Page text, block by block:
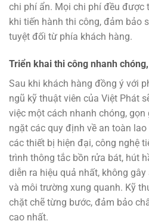
chi phí ẩn. Mọi chi phí đều được
khi tiến hành thi công, đảm bảo
tuyệt đối từ phía khách hàng.
Triển khai thi công nhanh
Sau khi khách hàng đồng ý với
ngũ kỹ thuật viên của Việt Phát
việc một cách nhanh chóng,
ngặt các quy định về an toàn
các thiết bị hiện đại, công nghệ
trình thông tắc bồn rửa bát, hút
diễn ra hiệu quả nhất, không
và môi trường xung quanh. Kỹ
chặt chẽ từng bước, đảm bảo
cao nhất.